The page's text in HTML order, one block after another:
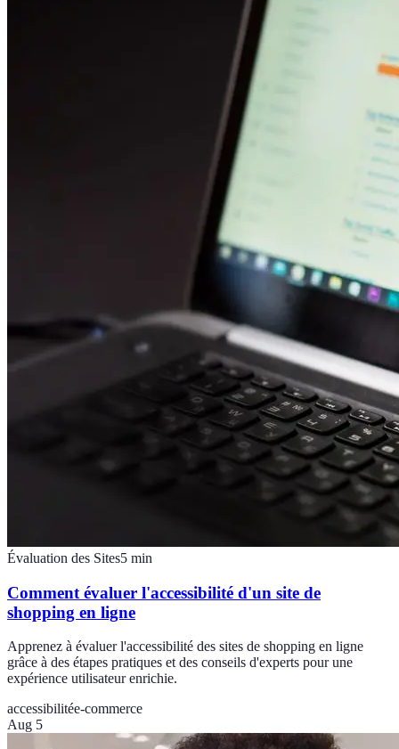
Évaluation des Sites5 min
Comment évaluer l'accessibilité d'un site de
shopping en ligne
Apprenez à évaluer l'accessibilité des sites de shopping en ligne
grâce à des étapes pratiques et des conseils d'experts pour une
expérience utilisateur enrichie.
accessibilitée-commerce
Aug 5